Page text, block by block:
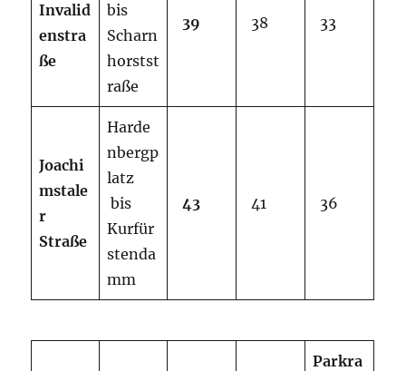
Invalid
enstra
ße
bis
Scharn
horstst
raße
39 38 33
Joachi
mstale
r
Straße
Harde
nbergp
latz
bis
Kurfür
stenda
mm
43 41 36
Parkra